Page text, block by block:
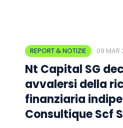
REPORT & NOTIZIE 09 MAR
Nt Capital SG
avvalersi della
finanziaria
Consultique Scf